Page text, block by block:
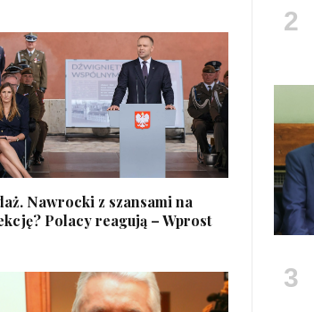
Nawrocki z szansami na
Polacy reagują – Wprost